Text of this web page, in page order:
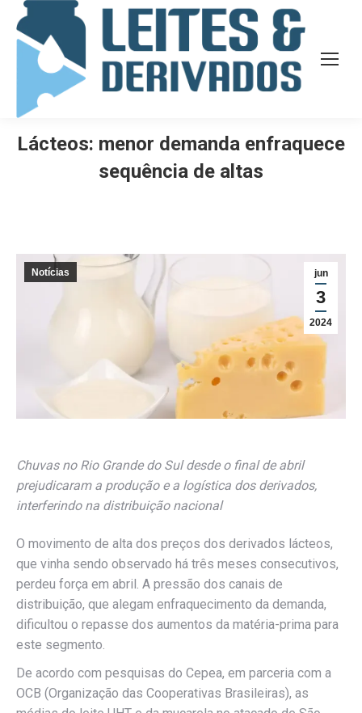
Lácteos: menor demanda enfraquece
sequência de altas
jun
3
2024
Notícias
Chuvas no Rio Grande do Sul desde o final de abril
prejudicaram a produção e a logística dos derivados,
interferindo na distribuição nacional
O movimento de alta dos preços dos derivados lácteos,
que vinha sendo observado há três meses consecutivos,
perdeu força em abril. A pressão dos canais de
distribuição, que alegam enfraquecimento da demanda,
dificultou o repasse dos aumentos da matéria-prima para
este segmento.
De acordo com pesquisas do Cepea, em parceria com a
OCB (Organização das Cooperativas Brasileiras), as